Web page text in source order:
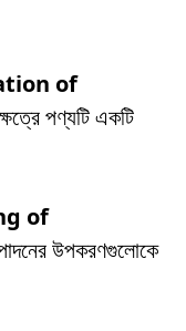
of
পণ্যটি একটি
of
উপকরণগুলোকে